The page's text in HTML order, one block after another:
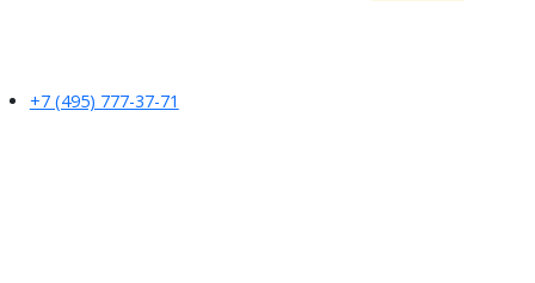
+7 (495) 777-37-71